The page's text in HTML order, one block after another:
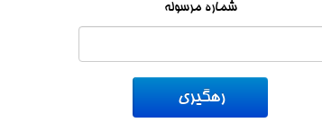
شماره مرسوله